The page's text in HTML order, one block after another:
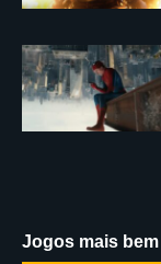
Jogos mais